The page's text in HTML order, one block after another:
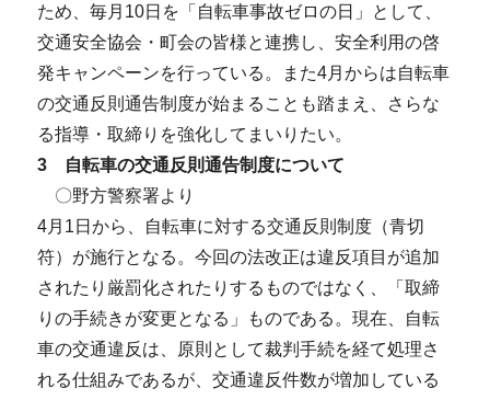
ため、毎月10日を「自転車事故ゼロの日」として、
交通安全協会・町会の皆様と連携し、安全利用の啓
発キャンペーンを行っている。また4月からは自転車
の交通反則通告制度が始まることも踏まえ、さらな
る指導・取締りを強化してまいりたい。
3 自転車の交通反則通告制度について
〇野方警察署より
4月1日から、自転車に対する交通反則制度（青切
符）が施行となる。今回の法改正は違反項目が追加
されたり厳罰化されたりするものではなく、「取締
りの手続きが変更となる」ものである。現在、自転
車の交通違反は、原則として裁判手続を経て処理さ
れる仕組みであるが、交通違反件数が増加している